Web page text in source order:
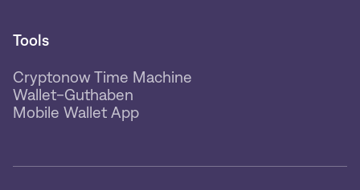
Tools
Cryptonow Time Machine
Wallet-Guthaben
Mobile Wallet App